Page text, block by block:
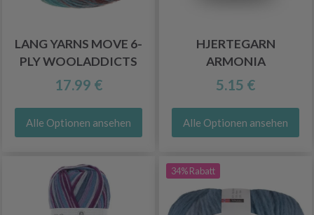
LANG YARNS MOVE 6-
PLY WOOLADDICTS
17.99 €
Alle Optionen ansehen
HJERTEGARN
ARMONIA
5.15 €
Alle Optionen ansehen
34% Rabatt